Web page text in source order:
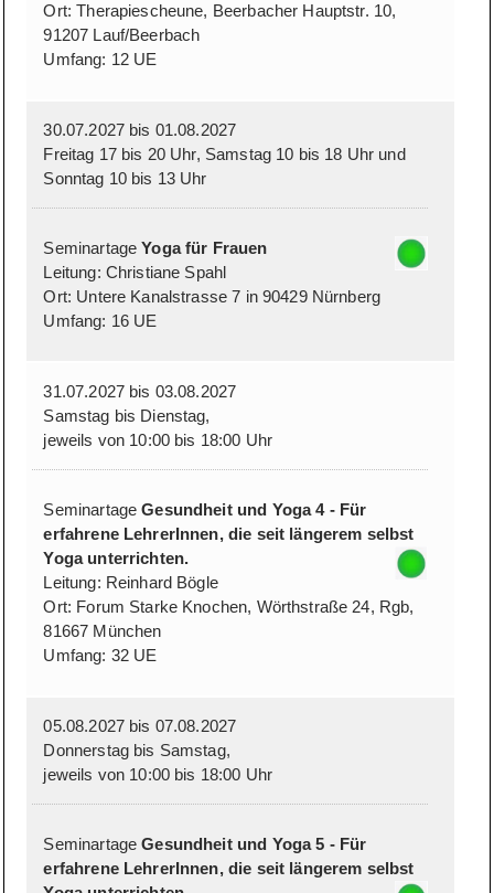
Ort: Therapiescheune, Beerbacher Hauptstr. 10,
91207 Lauf/Beerbach
Umfang: 12 UE
30.07.2027 bis 01.08.2027
Freitag 17 bis 20 Uhr, Samstag 10 bis 18 Uhr und
Sonntag 10 bis 13 Uhr
SeminartageYoga für Frauen
Leitung: Christiane Spahl
Ort: Untere Kanalstrasse 7 in 90429 Nürnberg
Umfang: 16 UE
31.07.2027 bis 03.08.2027
Samstag bis Dienstag,
jeweils von 10:00 bis 18:00 Uhr
SeminartageGesundheit und Yoga 4 - Für
erfahrene LehrerInnen, die seit längerem selbst
Yoga unterrichten.
Leitung: Reinhard Bögle
Ort: Forum Starke Knochen, Wörthstraße 24, Rgb,
81667 München
Umfang: 32 UE
05.08.2027 bis 07.08.2027
Donnerstag bis Samstag,
jeweils von 10:00 bis 18:00 Uhr
SeminartageGesundheit und Yoga 5 - Für
erfahrene LehrerInnen, die seit längerem selbst